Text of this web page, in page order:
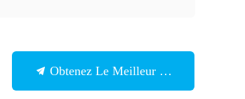
Obtenez Le Meilleur Prix